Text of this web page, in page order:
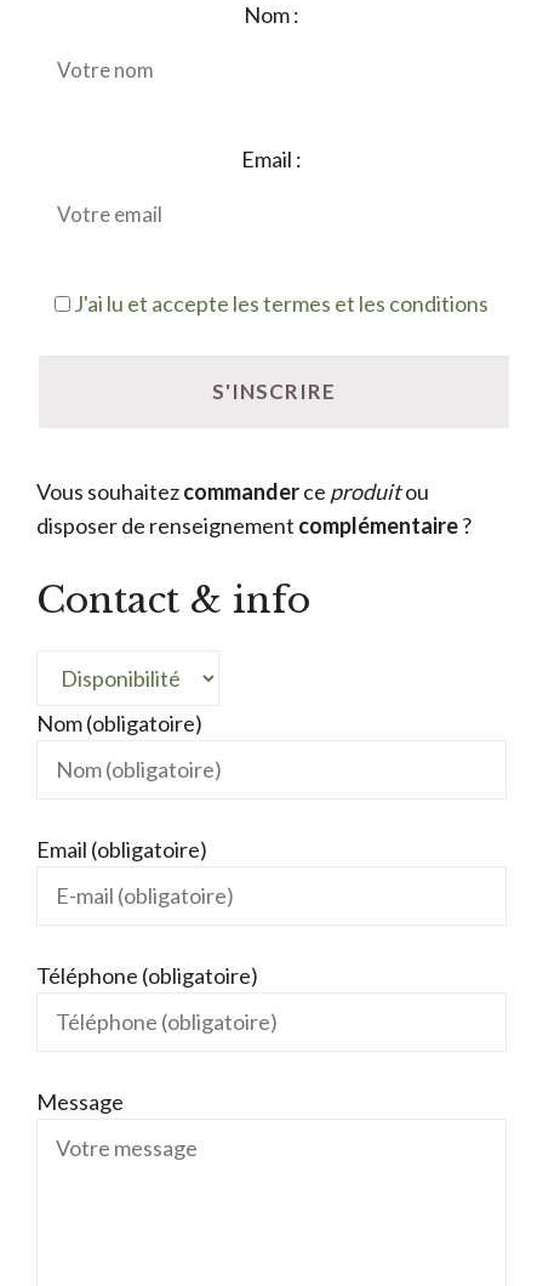
Nom :
Email :
J'ai lu et accepte les termes et les conditions
Vous souhaitezcommanderce produitou
disposer de renseignement complémentaire?
Contact & info
Nom (obligatoire)
Email (obligatoire)
Téléphone (obligatoire)
Message